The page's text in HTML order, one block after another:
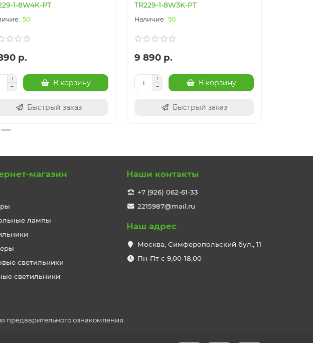
1-8W4K-PT
50
р.
В корзину
Быстрый заказ
TR229-1-8W3K-PT
50
9 890 р.
В корзину
Быстрый заказ
магазин
лампы
светильники
светильники
Наши контакты
+7 (926) 062-61-33
2215987@mail.ru
Наш адрес
Москва, Симферопольский бул., 11
Пн-Пт с 9,00-18,00
предварительного ознакомления.